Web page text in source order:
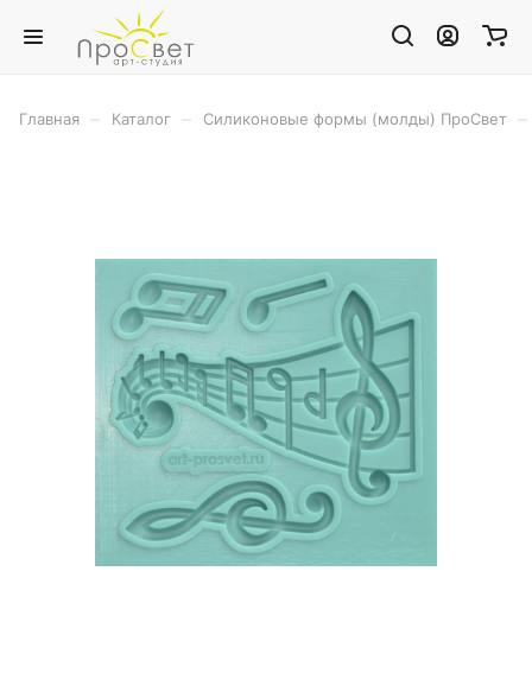
Главная Каталог Силиконовые формы (молды) ПроСвет